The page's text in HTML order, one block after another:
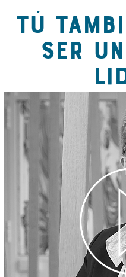
TÚ
SER